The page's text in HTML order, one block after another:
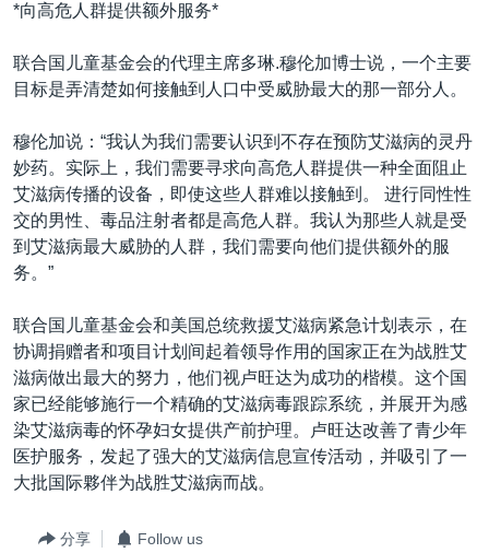
*向高危人群提供额外服务*
联合国儿童基金会的代理主席多琳.穆伦加博士说，一个主要
目标是弄清楚如何接触到人口中受威胁最大的那一部分人。
穆伦加说：“我认为我们需要认识到不存在预防艾滋病的灵丹
妙药。实际上，我们需要寻求向高危人群提供一种全面阻止
艾滋病传播的设备，即使这些人群难以接触到。 进行同性性
交的男性、毒品注射者都是高危人群。我认为那些人就是受
到艾滋病最大威胁的人群，我们需要向他们提供额外的服
务。”
联合国儿童基金会和美国总统救援艾滋病紧急计划表示，在
协调捐赠者和项目计划间起着领导作用的国家正在为战胜艾
滋病做出最大的努力，他们视卢旺达为成功的楷模。这个国
家已经能够施行一个精确的艾滋病毒跟踪系统，并展开为感
染艾滋病毒的怀孕妇女提供产前护理。卢旺达改善了青少年
医护服务，发起了强大的艾滋病信息宣传活动，并吸引了一
大批国际夥伴为战胜艾滋病而战。
分享 Follow us